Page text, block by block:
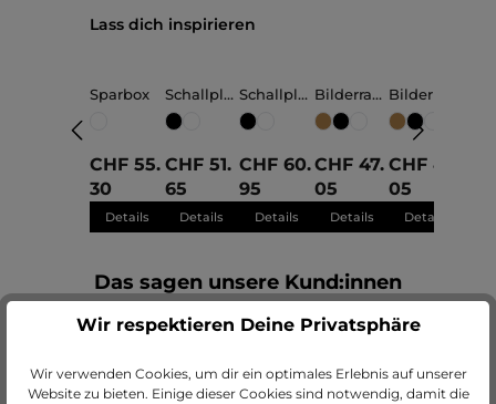
Produktgalerie überspringen
Lass dich inspirieren
Sparbox
CHF 55.
30
Details
Schallplat
tenrahme
n Paula
CHF 51.
65
Details
Schallplat
tenrahme
n Fiona
CHF 60.
95
Details
Bilderrah
men Herz
"Schön,
dich gibt"
30x30cm
CHF 47.
05
Details
Bilderrah
men Herz
"Mama"
30x30cm
CHF 47.
05
Details
Das sagen unsere Kund:innen
Unsere Leistungen
Wir respektieren Deine Privatsphäre
Wir verwenden Cookies, um dir ein optimales Erlebnis auf unserer
Website zu bieten. Einige dieser Cookies sind notwendig, damit die